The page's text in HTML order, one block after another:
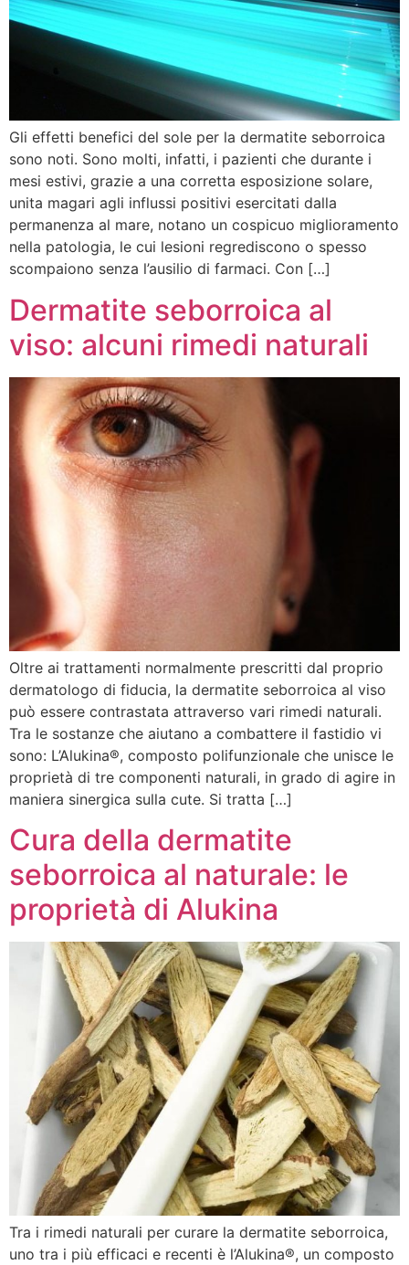
Gli effetti benefici del sole per la dermatite seborroica
sono noti. Sono molti, infatti, i pazienti che durante i
mesi estivi, grazie a una corretta esposizione solare,
unita magari agli influssi positivi esercitati dalla
permanenza al mare, notano un cospicuo miglioramento
nella patologia, le cui lesioni regrediscono o spesso
scompaiono senza l’ausilio di farmaci. Con […]
Dermatite seborroica al
viso: alcuni rimedi naturali
Oltre ai trattamenti normalmente prescritti dal proprio
dermatologo di fiducia, la dermatite seborroica al viso
può essere contrastata attraverso vari rimedi naturali.
Tra le sostanze che aiutano a combattere il fastidio vi
sono: L’Alukina®, composto polifunzionale che unisce le
proprietà di tre componenti naturali, in grado di agire in
maniera sinergica sulla cute. Si tratta […]
Cura della dermatite
seborroica al naturale: le
proprietà di Alukina
Tra i rimedi naturali per curare la dermatite seborroica,
uno tra i più efficaci e recenti è l’Alukina®, un composto